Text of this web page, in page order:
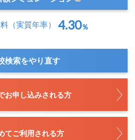
（実質年率） 4.30％
検索をやり直す
お申し込みされる方
てご利用される方